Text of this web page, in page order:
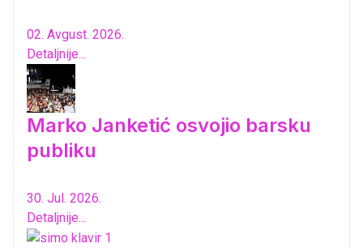
02. Avgust. 2026.
Detaljnije...
Marko Janketić osvojio barsku
publiku
30. Jul. 2026.
Detaljnije...